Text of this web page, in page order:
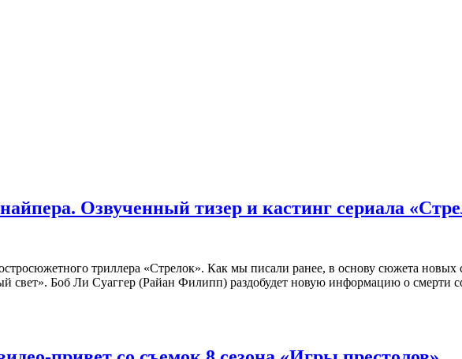
Озвученный тизер и кастинг сериала
триллера «Стрелок». Как мы писали ранее, в основу сюжета новых
Боб Ли Суаггер (Райан Филипп) раздобудет новую информацию о смерти